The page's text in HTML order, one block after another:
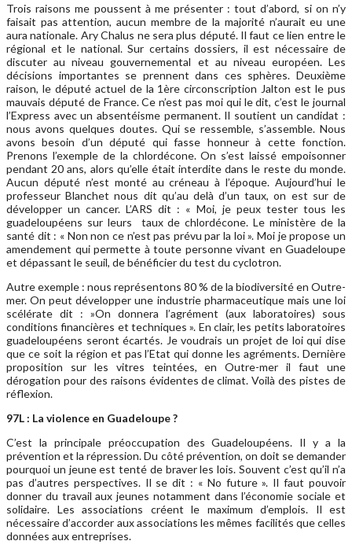
Trois raisons me poussent à me présenter : tout d’abord, si on n’y
faisait pas attention, aucun membre de la majorité n’aurait eu une
aura nationale. Ary Chalus ne sera plus député. Il faut ce lien entre le
régional et le national. Sur certains dossiers, il est nécessaire de
discuter au niveau gouvernemental et au niveau européen. Les
décisions importantes se prennent dans ces sphères. Deuxième
raison, le député actuel de la 1ère circonscription Jalton est le pus
mauvais député de France. Ce n’est pas moi qui le dit, c’est le journal
l’Express avec un absentéisme permanent. Il soutient un candidat :
nous avons quelques doutes. Qui se ressemble, s’assemble. Nous
avons besoin d’un député qui fasse honneur à cette fonction.
Prenons l’exemple de la chlordécone. On s’est laissé empoisonner
pendant 20 ans, alors qu’elle était interdite dans le reste du monde.
Aucun député n’est monté au créneau à l’époque. Aujourd’hui le
professeur Blanchet nous dit qu’au delà d’un taux, on est sur de
développer un cancer. L’ARS dit : « Moi, je peux tester tous les
guadeloupéens sur leurs taux de chlordécone. Le ministère de la
santé dit : « Non non ce n’est pas prévu par la loi ». Moi je propose un
amendement qui permette à toute personne vivant en Guadeloupe
et dépassant le seuil, de bénéficier du test du cyclotron.
Autre exemple : nous représentons 80 % de la biodiversité en Outre-
mer. On peut développer une industrie pharmaceutique mais une loi
scélérate dit : »On donnera l’agrément (aux laboratoires) sous
conditions financières et techniques ». En clair, les petits laboratoires
guadeloupéens seront écartés. Je voudrais un projet de loi qui dise
que ce soit la région et pas l’Etat qui donne les agréments. Dernière
proposition sur les vitres teintées, en Outre-mer il faut une
dérogation pour des raisons évidentes de climat. Voilà des pistes de
réflexion.
97L : La violence en Guadeloupe ?
C’est la principale préoccupation des Guadeloupéens. Il y a la
prévention et la répression. Du côté prévention, on doit se demander
pourquoi un jeune est tenté de braver les lois. Souvent c’est qu’il n’a
pas d’autres perspectives. Il se dit : « No future ». Il faut pouvoir
donner du travail aux jeunes notamment dans l’économie sociale et
solidaire. Les associations créent le maximum d’emplois. Il est
nécessaire d’accorder aux associations les mêmes facilités que celles
données aux entreprises.